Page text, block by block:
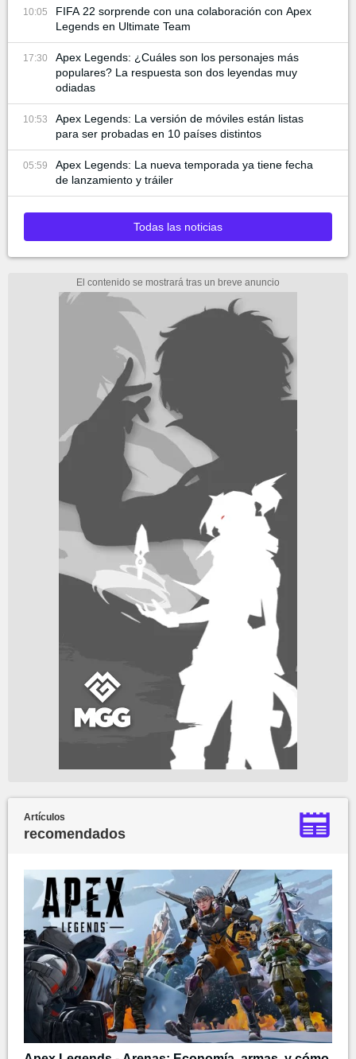
10:05
FIFA 22 sorprende con una colaboración con Apex
Legends en Ultimate Team
17:30
Apex Legends: ¿Cuáles son los personajes más
populares? La respuesta son dos leyendas muy
odiadas
10:53
Apex Legends: La versión de móviles están listas
para ser probadas en 10 países distintos
05:59
Apex Legends: La nueva temporada ya tiene fecha
de lanzamiento y tráiler
Todas las noticias
Artículos
recomendados